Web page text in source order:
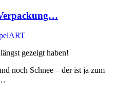
gezeigt haben!
noch Schnee – der ist ja zum